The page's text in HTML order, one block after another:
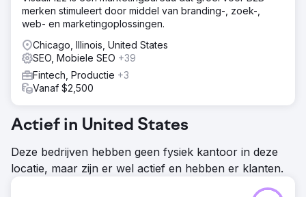
merken stimuleert door middel van branding-, zoek-,
web- en marketingoplossingen.
Chicago, Illinois, United States
SEO, Mobiele SEO +39
Fintech, Productie +3
Vanaf $2,500
Actief in United States
Deze bedrijven hebben geen fysiek kantoor in deze
locatie, maar zijn er wel actief en hebben er klanten.